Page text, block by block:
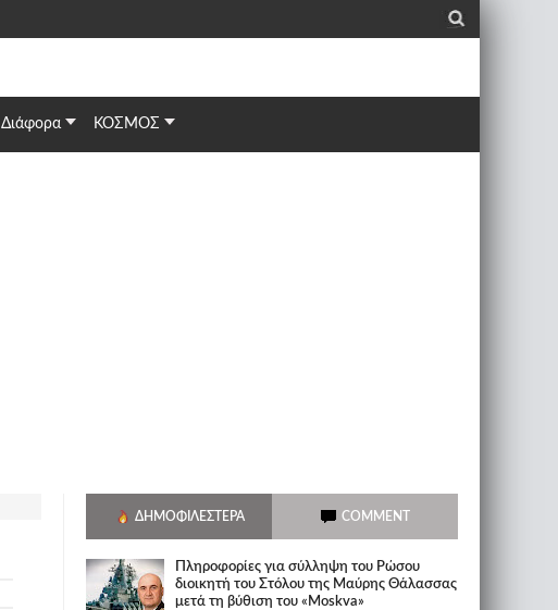
_
Διάφορα ΚΟΣΜΟΣ
ΔΗΜΟΦΙΛΈΣΤΕΡΑ COMMENT
Πληροφορίες για σύλληψη του Ρώσου
διοικητή του Στόλου της Mαύρης Θάλασσας
μετά τη βύθιση του «Moskva»